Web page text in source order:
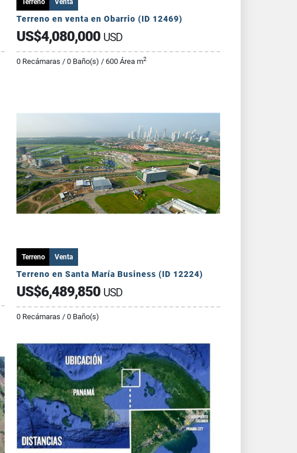
Terreno Venta
Terreno en venta en Obarrio (ID 12469)
US$4,080,000 USD
0 Recámaras / 0 Baño(s) / 600 Área m2
Terreno Venta
Terreno en Santa María Business (ID 12224)
US$6,489,850 USD
0 Recámaras / 0 Baño(s)